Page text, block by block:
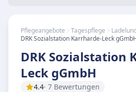
Pflegeangebote Tagespflege
DRK Sozialstation Karrharde-Leck
DRK Sozialstation
Leck gGmbH
4.4· 7 Bewertungen